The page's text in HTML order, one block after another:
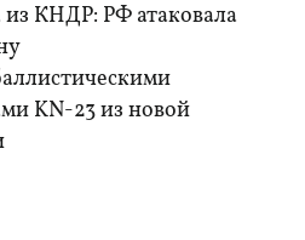
из КНДР: РФ атаковала
KN-23 из новой